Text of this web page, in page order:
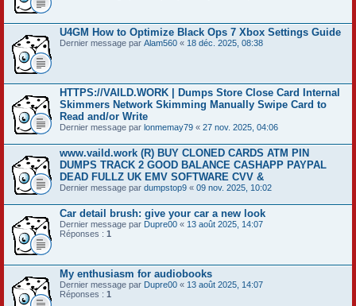
U4GM How to Optimize Black Ops 7 Xbox Settings Guide
Dernier message par Alam560 « 18 déc. 2025, 08:38
HTTPS://VAILD.WORK | Dumps Store Close Card Internal
Skimmers Network Skimming Manually Swipe Card to
Read and/or Write
Dernier message par lonmemay79 « 27 nov. 2025, 04:06
www.vaild.work (R) BUY CLONED CARDS ATM PIN
DUMPS TRACK 2 GOOD BALANCE CASHAPP PAYPAL
DEAD FULLZ UK EMV SOFTWARE CVV &
Dernier message par dumpstop9 « 09 nov. 2025, 10:02
Car detail brush: give your car a new look
Dernier message par Dupre00 « 13 août 2025, 14:07
Réponses : 1
My enthusiasm for audiobooks
Dernier message par Dupre00 « 13 août 2025, 14:07
Réponses : 1